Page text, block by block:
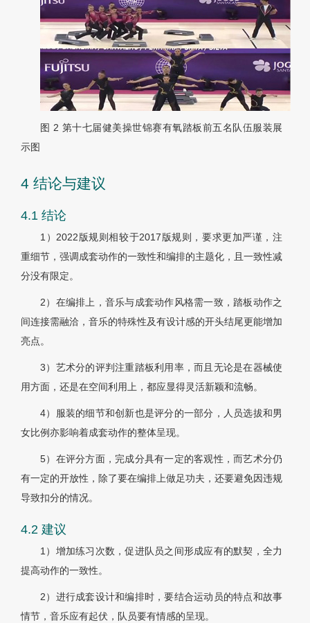
图 2 第十七届健美操世锦赛有氧踏板前五名队伍服装展
示图
4 结论与建议
4.1 结论
1）2022版规则相较于2017版规则，要求更加严谨，注
重细节，强调成套动作的一致性和编排的主题化，且一致性减
分没有限定。
2）在编排上，音乐与成套动作风格需一致，踏板动作之
间连接需融洽，音乐的特殊性及有设计感的开头结尾更能增加
亮点。
3）艺术分的评判注重踏板利用率，而且无论是在器械使
用方面，还是在空间利用上，都应显得灵活新颖和流畅。
4）服装的细节和创新也是评分的一部分，人员选拔和男
女比例亦影响着成套动作的整体呈现。
5）在评分方面，完成分具有一定的客观性，而艺术分仍
有一定的开放性，除了要在编排上做足功夫，还要避免因违规
导致扣分的情况。
4.2 建议
1）增加练习次数，促进队员之间形成应有的默契，全力
提高动作的一致性。
2）进行成套设计和编排时，要结合运动员的特点和故事
情节，音乐应有起伏，队员要有情感的呈现。